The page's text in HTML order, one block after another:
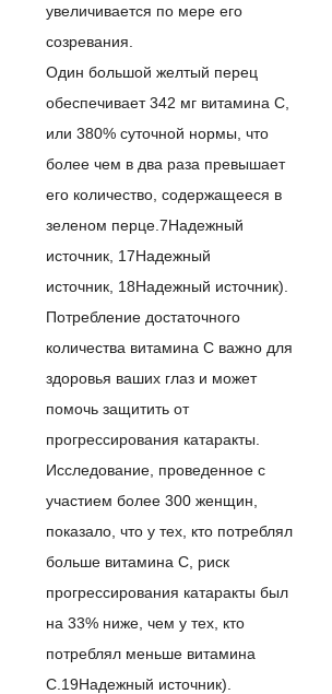
увеличивается по мере его
созревания.
Один большой желтый перец
обеспечивает 342 мг витамина С,
или 380% суточной нормы, что
более чем в два раза превышает
его количество, содержащееся в
зеленом перце. 7Надежный
источник, 17Надежный
источник, 18Надежный источник).
Потребление достаточного
количества витамина С важно для
здоровья ваших глаз и может
помочь защитить от
прогрессирования катаракты.
Исследование, проведенное с
участием более 300 женщин,
показало, что у тех, кто потреблял
больше витамина С, риск
прогрессирования катаракты был
на 33% ниже, чем у тех, кто
потреблял меньше витамина
С. 19Надежный источник).